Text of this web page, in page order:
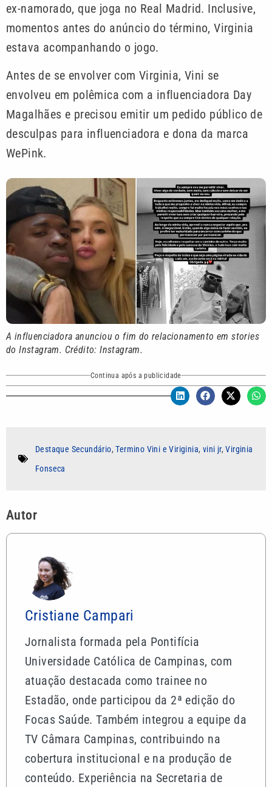
ex-namorado, que joga no Real Madrid. Inclusive,
momentos antes do anúncio do término, Virginia
estava acompanhando o jogo.
Antes de se envolver com Virginia, Vini se
envolveu em polêmica com a influenciadora Day
Magalhães e precisou emitir um pedido público de
desculpas para influenciadora e dona da marca
WePink.
A influenciadora anunciou o fim do relacionamento em stories
do Instagram. Crédito: Instagram.
Continua após a publicidade
Destaque Secundário,Termino Vini e Viriginia, vini jr,Virginia
Fonseca
Autor
Cristiane Campari
Jornalista formada pela Pontifícia
Universidade Católica de Campinas, com
atuação destacada como trainee no
Estadão, onde participou da 2ª edição do
Focas Saúde. Também integrou a equipe da
TV Câmara Campinas, contribuindo na
cobertura institucional e na produção de
conteúdo. Experiência na Secretaria de